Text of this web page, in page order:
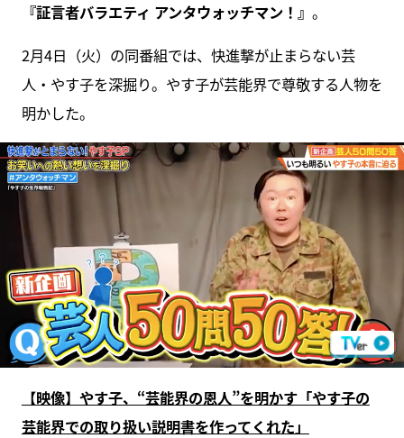
『証言者バラエティ アンタウォッチマン！』 。
2月4日（火）の同番組では、快進撃が止まらない芸
人・やす子を深掘り。やす子が芸能界で尊敬する人物を
明かした。
【映像】やす子、“芸能界の恩人”を明かす「やす子の
芸能界での取り扱い説明書を作ってくれた」